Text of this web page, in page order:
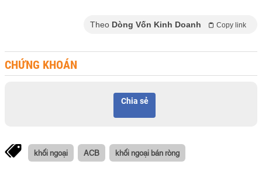
Theo Dòng Vốn Kinh Doanh Copy link
CHỨNG KHOÁN
Chia sẻ
khối ngoại ACB khối ngoại bán ròng